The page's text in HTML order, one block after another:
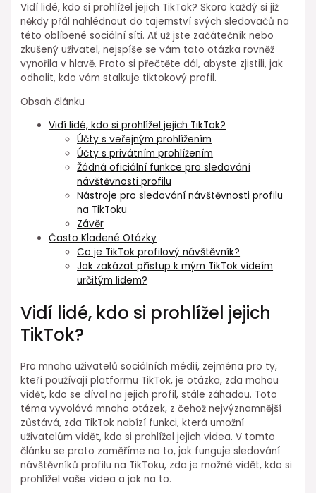
Vidí lidé, kdo si prohlížel jejich TikTok? Skoro každý si již
někdy přál nahlédnout do tajemství svých sledovačů na
této oblíbené sociální síti. Ať už jste začátečník nebo
zkušený uživatel, nejspíše se vám tato otázka rovněž
vynořila v hlavě. Proto si přečtěte dál, abyste zjistili, jak
odhalit, kdo vám stalkuje tiktokový profil.
Obsah článku
Vidí lidé, kdo si prohlížel jejich TikTok?
Účty s veřejným prohlížením
Účty s privátním prohlížením
Žádná oficiální funkce pro sledování
návštěvnosti profilu
Nástroje pro sledování návštěvnosti profilu
na TikToku
Závěr
Často Kladené Otázky
Co je TikTok profilový návštěvník?
Jak zakázat přístup k mým TikTok videím
určitým lidem?
Vidí lidé, kdo si prohlížel jejich
TikTok?
Pro mnoho uživatelů sociálních médií, zejména pro ty,
kteří používají platformu TikTok, je otázka, zda mohou
vidět, kdo se díval na jejich profil, stále záhadou. Toto
téma vyvolává mnoho otázek, z čehož nejvýznamnější
zůstává, zda TikTok nabízí funkci, která umožní
uživatelům vidět, kdo si prohlížel jejich videa. V tomto
článku se proto zaměříme na to, jak funguje sledování
návštěvníků profilu na TikToku, zda je možné vidět, kdo si
prohlížel vaše videa a jak na to.